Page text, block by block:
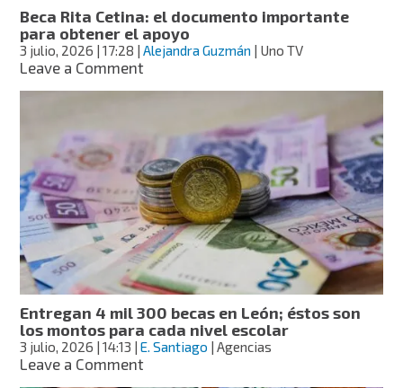
Beca Rita Cetina: el documento importante
para obtener el apoyo
3 julio, 2026 | 17:28 |Alejandra Guzmán | Uno TV
Leave a Commenton
el
documento
importante
para
obtener
el
apoyo
Entregan 4 mil 300 becas en León; éstos son
los montos para cada nivel escolar
3 julio, 2026 | 14:13 |E. Santiago | Agencias
Leave a Commenton